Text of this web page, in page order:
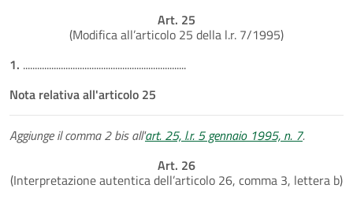
Art. 25
(Modifica all’articolo 25 della l.r. 7/1995)
1. .....................................................................
Nota relativa all'articolo 25
Aggiunge il comma 2 bis all'art. 25, l.r. 5 gennaio 1995, n. 7.
Art. 26
(Interpretazione autentica dell’articolo 26, comma 3, lettera b)